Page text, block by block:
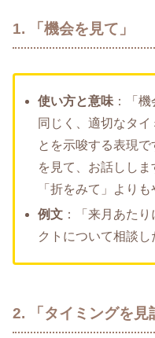
1. 「機会を見て」
使い方と意味 ：「
同じく、適切なタ
とを示唆する表現
を見て、お話ししま
「折をみて」より
例文 ：「来月あた
クトについて相談し
2. 「タイミングを見